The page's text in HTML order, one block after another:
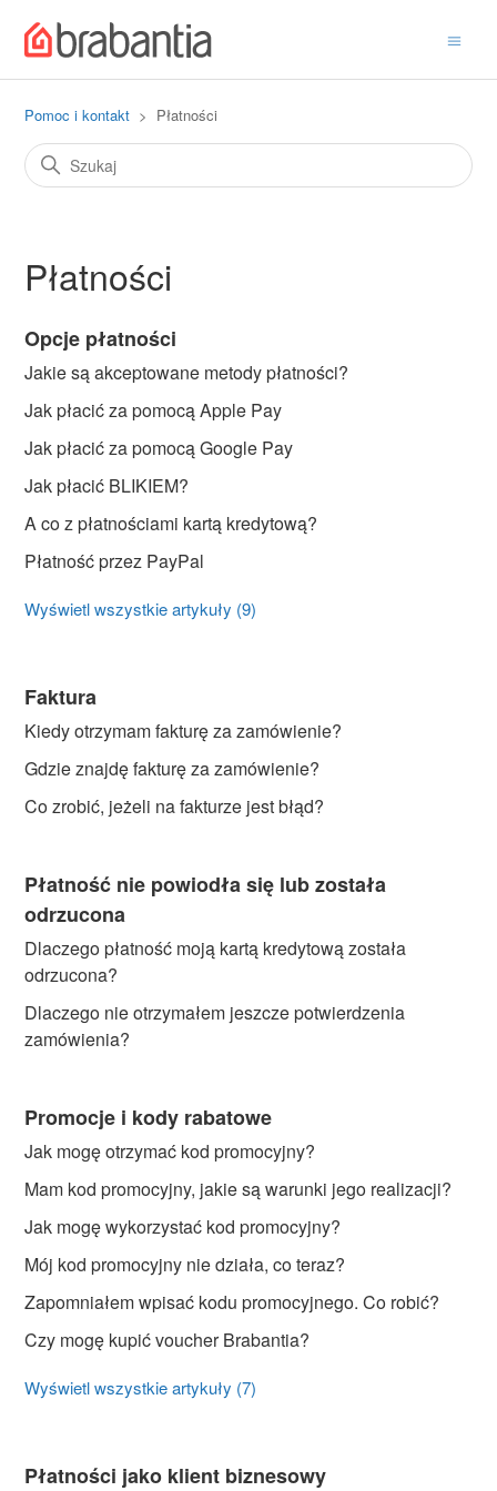
Pomoc i kontakt Płatności
Płatności
Opcje płatności
Jakie są akceptowane metody płatności?
Jak płacić za pomocą Apple Pay
Jak płacić za pomocą Google Pay
Jak płacić BLIKIEM?
A co z płatnościami kartą kredytową?
Płatność przez PayPal
Wyświetl wszystkie artykuły (9)
Faktura
Kiedy otrzymam fakturę za zamówienie?
Gdzie znajdę fakturę za zamówienie?
Co zrobić, jeżeli na fakturze jest błąd?
Płatność nie powiodła się lub została
odrzucona
Dlaczego płatność moją kartą kredytową została
odrzucona?
Dlaczego nie otrzymałem jeszcze potwierdzenia
zamówienia?
Promocje i kody rabatowe
Jak mogę otrzymać kod promocyjny?
Mam kod promocyjny, jakie są warunki jego realizacji?
Jak mogę wykorzystać kod promocyjny?
Mój kod promocyjny nie działa, co teraz?
Zapomniałem wpisać kodu promocyjnego. Co robić?
Czy mogę kupić voucher Brabantia?
Wyświetl wszystkie artykuły (7)
Płatności jako klient biznesowy